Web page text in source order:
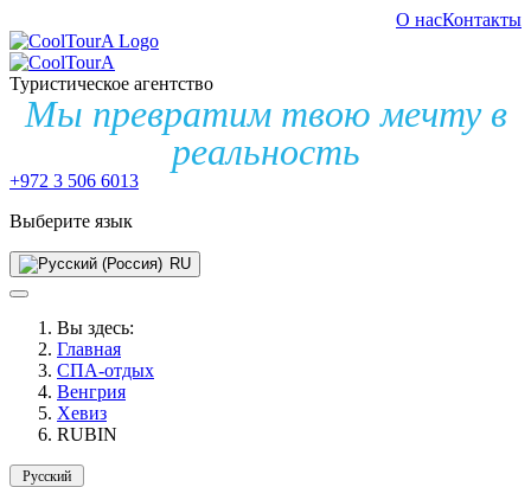
О насКонтакты
Туристическое агентство
Мы превратим твою мечту в
реальность
+972 3 506 6013
Выберите язык
RU
Вы здесь:
Главная
СПА-отдых
Венгрия
Хевиз
RUBIN
Русский